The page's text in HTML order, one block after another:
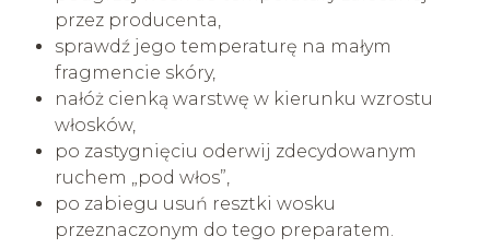
przez producenta,
sprawdź jego temperaturę na małym
fragmencie skóry,
nałóż cienką warstwę w kierunku wzrostu
włosków,
po zastygnięciu oderwij zdecydowanym
ruchem „pod włos”,
po zabiegu usuń resztki wosku
przeznaczonym do tego preparatem.